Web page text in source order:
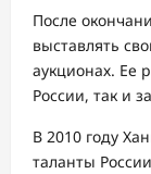
После
выставлять
аукционах. Ее
России, так и
В 2010 году
таланты